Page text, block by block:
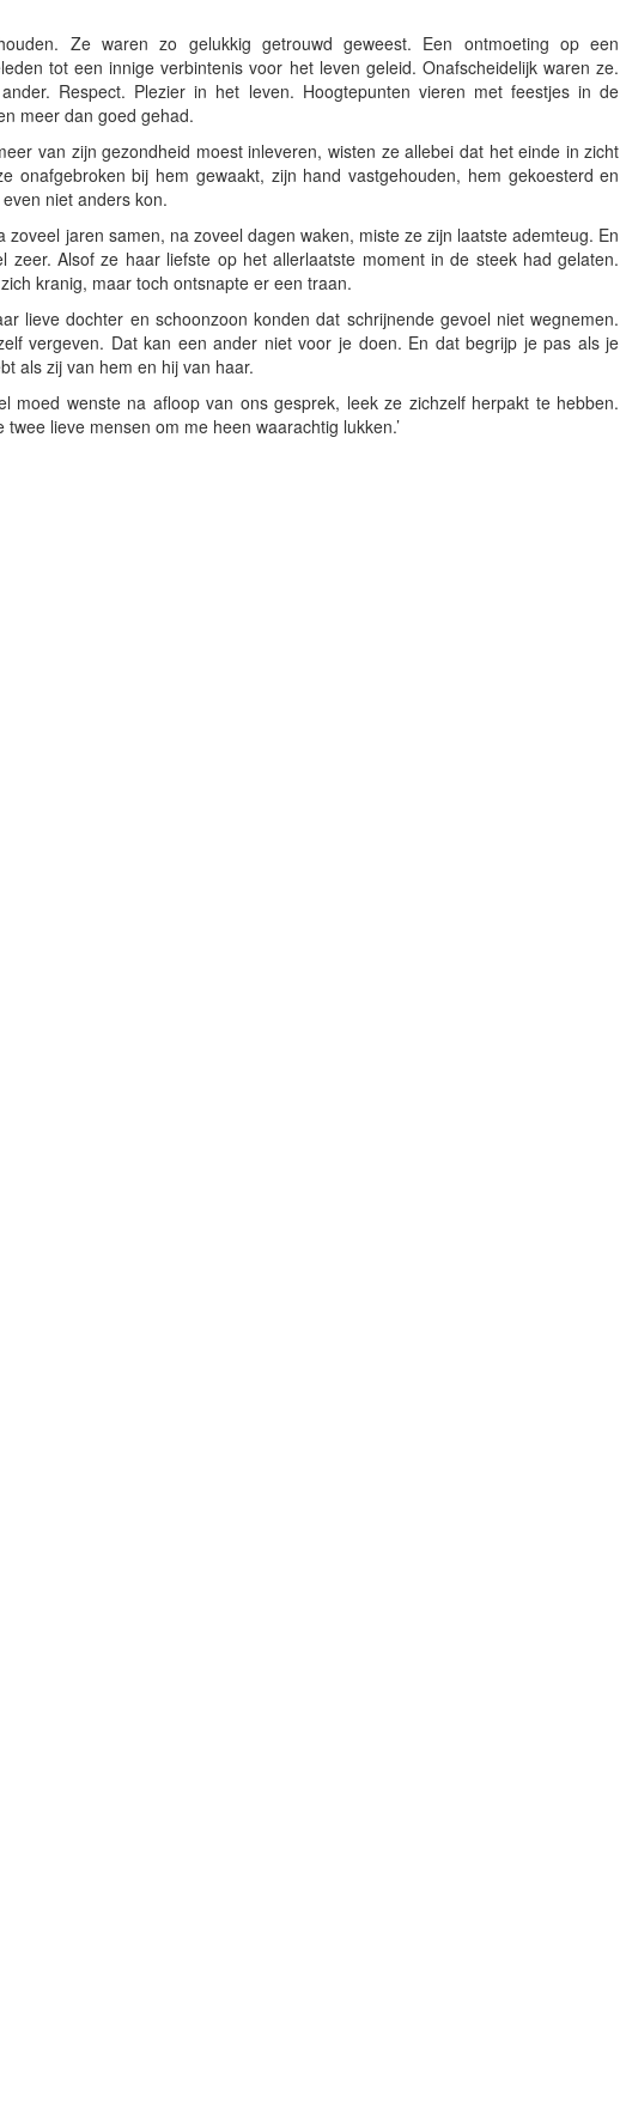
Ze waren zo gelukkig getrouwd geweest. Een ontmoeting op een
tot een innige verbintenis voor het leven geleid. Onafscheidelijk waren ze.
Respect. Plezier in het leven. Hoogtepunten vieren met feestjes in de
meer dan goed gehad.
van zijn gezondheid moest inleveren, wisten ze allebei dat het einde in zicht
onafgebroken bij hem gewaakt, zijn hand vastgehouden, hem gekoesterd en
niet anders kon.
zoveel jaren samen, na zoveel dagen waken, miste ze zijn laatste ademteug. En
zeer. Alsof ze haar liefste op het allerlaatste moment in de steek had gelaten.
kranig, maar toch ontsnapte er een traan.
lieve dochter en schoonzoon konden dat schrijnende gevoel niet wegnemen.
vergeven. Dat kan een ander niet voor je doen. En dat begrijp je pas als je
als zij van hem en hij van haar.
moed wenste na afloop van ons gesprek, leek ze zichzelf herpakt te hebben.
twee lieve mensen om me heen waarachtig lukken.’